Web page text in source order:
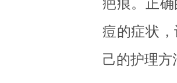
痘的症状
己的护理方